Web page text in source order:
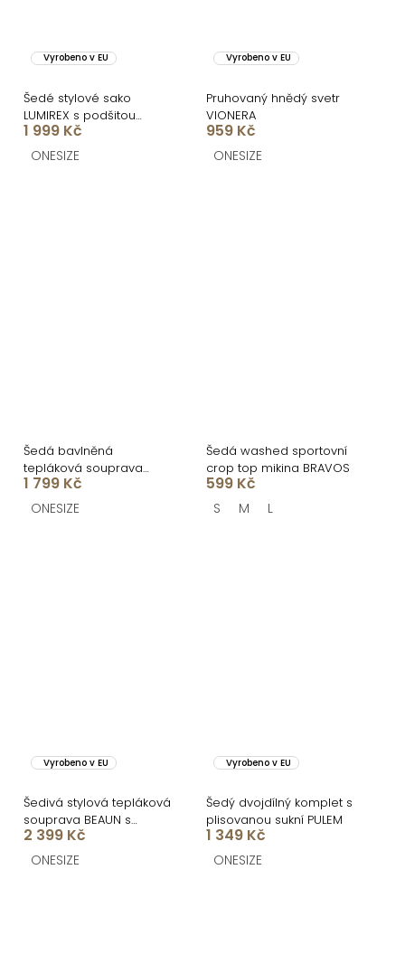
Vyrobeno v EU
Šedé stylové sako
LUMIREX s podšitou
mikinou
1 999 Kč
ONESIZE
Vyrobeno v EU
Pruhovaný hnědý svetr
VIONERA
959 Kč
ONESIZE
Šedá bavlněná
tepláková souprava
DURIEN
1 799 Kč
ONESIZE
Šedá washed sportovní
crop top mikina BRAVOS
599 Kč
S M L
Vyrobeno v EU
Šedivá stylová tepláková
souprava BEAUN s
topem
2 399 Kč
ONESIZE
Vyrobeno v EU
Šedý dvojdílný komplet s
plisovanou sukní PULEM
1 349 Kč
ONESIZE